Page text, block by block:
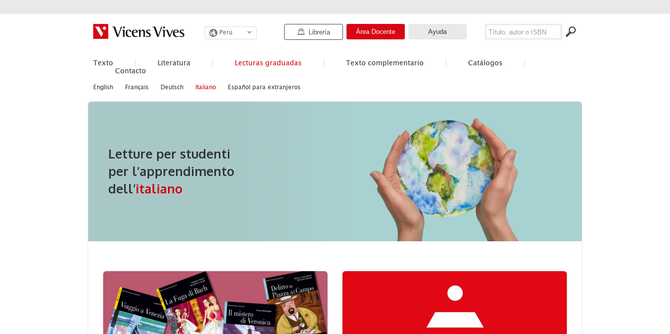
Perú Ayuda
Área Docente
Librería
Texto Literatura Lecturas graduadas Texto complementario
Catálogos
Contacto
English Français Deutsch Italiano Español para extranjeros
Letture per studenti
per l’apprendimento
dell’italiano